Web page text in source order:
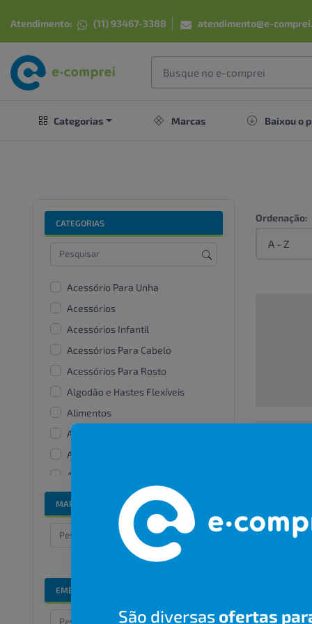
Atendimento: (11) 93467-3388 atendimento@e-
Categorias Marcas Baixou o
CATEGORIAS
Acessório Para Unha
Acessórios
Acessórios Infantil
Acessórios Para Cabelo
Acessórios Para Rosto
Algodão e Hastes Flexíveis
Alimentos
Alisantes
Amaciante De Roupas
Aparelhos e acessórios
bucais
Bandanas e lenços
Banho e cuidados especiais
Branqueadores dentais
MARCAS
EMBALAGENS
Ordenação:
São diversas ofertas